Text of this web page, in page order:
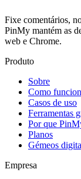
Fixe comentários,
PinMy mantém as
web e Chrome.
Produto
Sobre
Como
Casos de uso
Ferramentas
Por que
Planos
Gémeos
Empresa